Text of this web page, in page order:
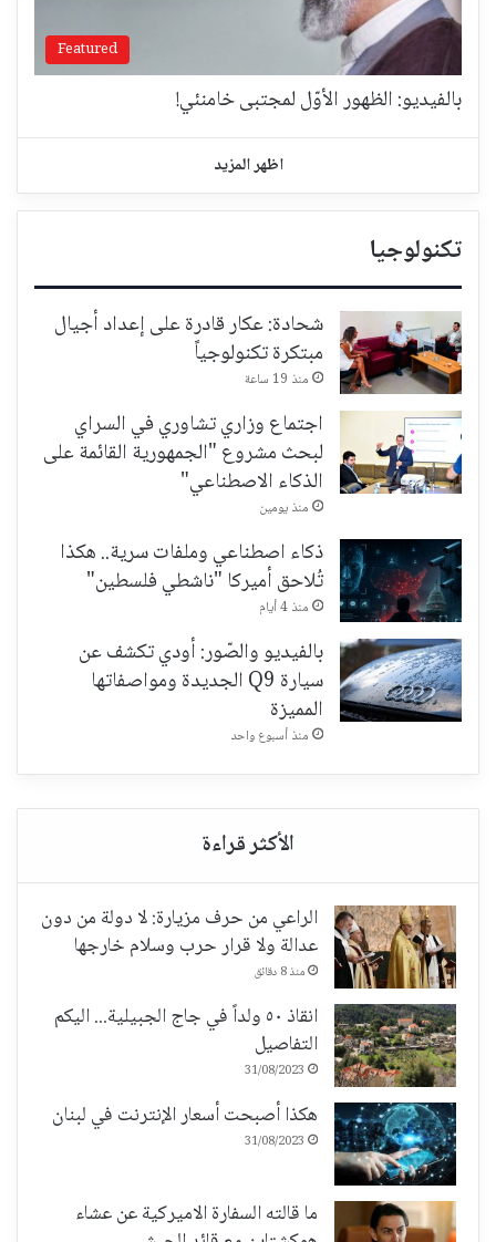
Featured
بالفيديو: الظهور الأوّل لمجتبى خامنئي!
اظهر المزيد
تكنولوجيا
شحادة: عكار قادرة على إعداد أجيال
مبتكرة تكنولوجياً
منذ 19 ساعة
اجتماع وزاري تشاوري في السراي
لبحث مشروع "الجمهورية القائمة على
الذكاء الاصطناعي"
منذ يومين
ذكاء اصطناعي وملفات سرية.. هكذا
تُلاحق أميركا "ناشطي فلسطين"
منذ 4 أيام
بالفيديو والصّور: أودي تكشف عن
سيارة Q9 الجديدة ومواصفاتها
المميزة
منذ أسبوع واحد
الراعي من حرف مزيارة: لا دولة من دون
عدالة ولا قرار حرب وسلام خارجها
منذ 8 دقائق
انقاذ ٥٠ ولداً في جاج الجبيلية... اليكم
التفاصيل
31/08/2023
هكذا أصبحت أسعار الإنترنت في لبنان
31/08/2023
ما قالته السفارة الاميركية عن عشاء